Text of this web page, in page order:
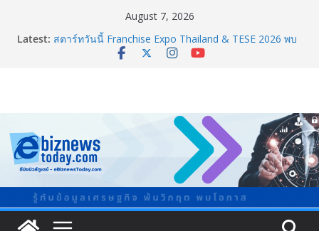
August 7, 2026
Latest: สตาร์ทวันนี้ Franchise Expo Thailand & TESE 2026 พบ
ทัพธุรกิจ&แฟรนไชส์ ซัพพลายเออร์สินค้า ลดใหญ่กว่า
นิทรรศการยกระดับ…ความเป็นห่วง” ในงาน Hug
Guangzhou Yinghao School เผยวิสัยทัศน์การศึกษาที่
พร้อมรับอนาคต
TCMA จับมือแคนาดา ดันเทคโนโลยีดักจับคาร์บอนเครื่อง
แรกในไทย ปูทางอุตสาหกรรมปูนซีเมนต์สู่ Net Zero 2050
8.8 “ซูเลียน” รวมพลังนักธุรกิจทั่วประเทศ จัดประชุมใหญ่
แห่งปี พบ CEO “ดร.ปิยะวัฒน์” ถ่ายทอดวิสัยทัศน์ธุรกิจ
พร้อมฟรีคอนเสิร์ต “โชค รถแห่” ยกวง